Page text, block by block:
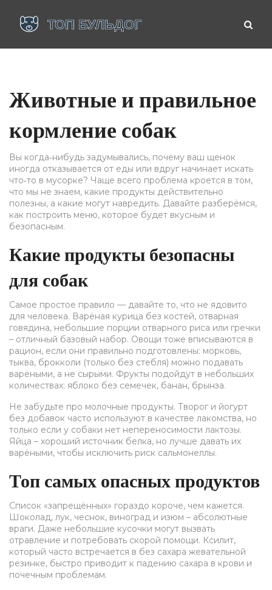
Животные и правильное
кормление собак
Вы когда‑нибудь задумывались, почему ваш щенок
иногда отказывается от еды или вдруг начинает искать
что‑то в мусорке? Чаще всего проблема кроется в том,
что мы не знаем, какие продукты действительно
полезны, а какие могут навредить. Давайте разберёмся,
как построить меню, которое будет вкусным и
безопасным.
Какие продукты безопасны
для собак
Самое простое правило — давайте то, что не ядовито
для человека. Варёная курица без костей, отварная
говядина, небольшие порции отварного риса или гречки
– отличный базовый набор. Овощи тоже вписываются в
рацион, если они правильно подготовлены: морковь,
тыква, брокколи (только без стебля) можно подавать
варёными, а не сырыми. Фрукты подойдут в небольших
количествах: яблоко без семечек, банан, брынза.
Не забудьте про молочные продукты. Творог и йогурт
без добавок часто используют в качестве лакомства, но
только если у собаки нет непереносимости лактозы.
Яйца – хороший источник белка, но лучше давать их
варёными, чтобы исключить риск сальмонеллы.
Топ самых опасных продуктов
Список «запрещённых» гораздо короче, чем кажется.
Шоколад, лук, чеснок, виноград и изюм – абсолютные
враги. Даже небольшие кусочки могут вызвать
отравление и потребовать скорой помощи. Ксилит,
который часто встречается в без сахара жевательной
резинке, быстро приводит к падению сахара в крови и
почечным проблемам.